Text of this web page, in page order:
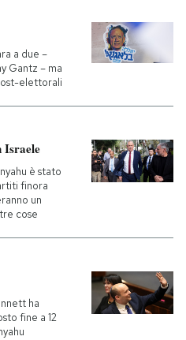
a due –
Gantz – ma
elettorali
Israele
è stato
finora
un
cose
ha
fine a 12